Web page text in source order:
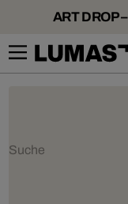
ART DROP